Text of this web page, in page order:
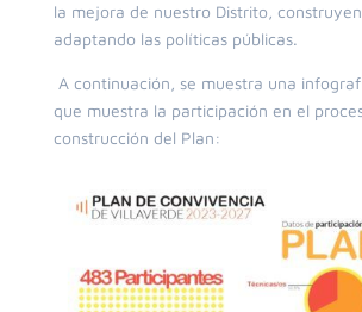
la mejora de nuestro Distrito,
adaptando las políticas públicas.
A continuación, se muestra una
que muestra la participación en el
construcción del Plan: